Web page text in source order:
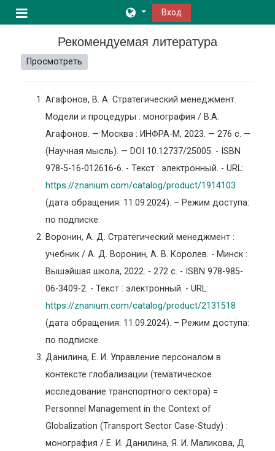
Боковая панель
Вход
Рекомендуемая литература
Просмотреть
Агафонов, В. А. Стратегический менеджмент.
Модели и процедуры : монография / В.А.
Агафонов. — Москва : ИНФРА-М, 2023. — 276 с. —
(Научная мысль). — DOI 10.12737/25005. - ISBN
978-5-16-012616-6. - Текст : электронный. - URL:
https://znanium.com/catalog/product/1914103
(дата обращения: 11.09.2024). – Режим доступа:
по подписке.
Воронин, А. Д. Стратегический менеджмент :
учебник / А. Д. Воронин, А. В. Королев. - Минск :
Вышэйшая школа, 2022. - 272 с. - ISBN 978-985-
06-3409-2. - Текст : электронный. - URL:
https://znanium.com/catalog/product/2131518
(дата обращения: 11.09.2024). – Режим доступа:
по подписке.
Данилина, Е. И. Управление персоналом в
контексте глобализации (тематическое
исследование транспортного сектора) =
Personnel Management in the Context of
Globalization (Transport Sector Case-Study) :
монография / Е. И. Данилина, Я. И. Маликова, Д.